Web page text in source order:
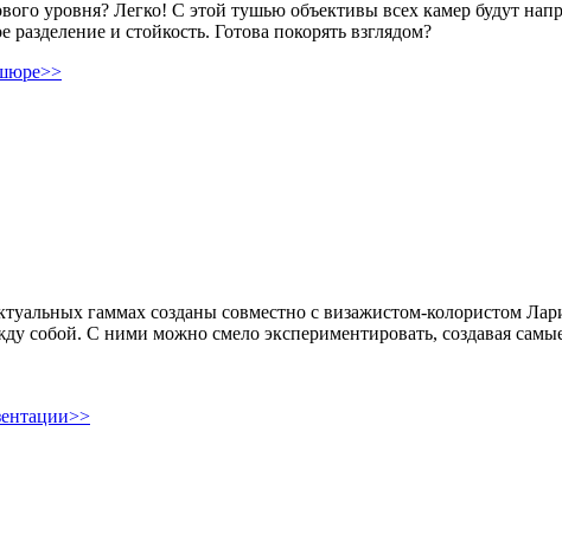
уровня? Легко! С этой тушью объективы всех камер будут
и стойкость. Готова покорять взглядом?
гаммах созданы совместно с визажистом-колористом
собой. С ними можно смело экспериментировать, создавая